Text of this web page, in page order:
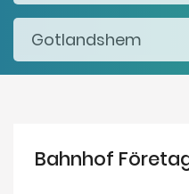
Bahnhof